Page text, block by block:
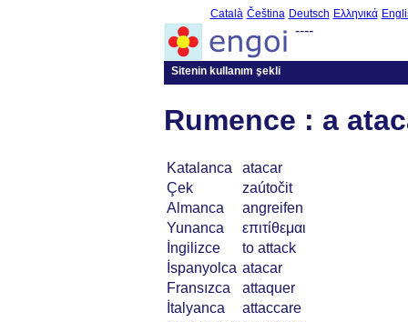
Català Čeština Deutsch Ελληνικά
----
Sitenin kullanım şekli
Rumence : a
Katalanca
atacar
Çek
zaútočit
Almanca
angreifen
Yunanca
επιτίθεμαι
İngilizce
to attack
İspanyolca atacar
Fransızca
attaquer
İtalyanca
attaccare